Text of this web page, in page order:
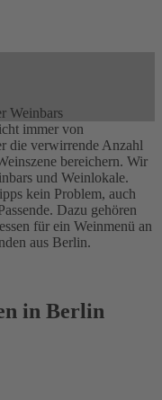
Weinbars
immer von
die verwirrende Anzahl
bereichern. Wir
und Weinlokale.
kein Problem, auch
Dazu gehören
für ein Weinmenü an
aus Berlin.
in Berlin